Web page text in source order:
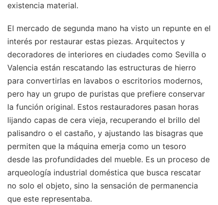
existencia material.
El mercado de segunda mano ha visto un repunte en el
interés por restaurar estas piezas. Arquitectos y
decoradores de interiores en ciudades como Sevilla o
Valencia están rescatando las estructuras de hierro
para convertirlas en lavabos o escritorios modernos,
pero hay un grupo de puristas que prefiere conservar
la función original. Estos restauradores pasan horas
lijando capas de cera vieja, recuperando el brillo del
palisandro o el castaño, y ajustando las bisagras que
permiten que la máquina emerja como un tesoro
desde las profundidades del mueble. Es un proceso de
arqueología industrial doméstica que busca rescatar
no solo el objeto, sino la sensación de permanencia
que este representaba.